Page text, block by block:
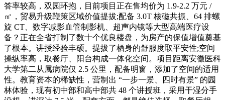
答率较高，双园环抱，目前项目正在售均价为 1.9-2.2 万元 /
㎡，贸易升级鞭策区域价值提拔;配备 3.0T 核磁共振、64 排螺
旋 CT、数字减影血管制影机、超声内镜等大型高端医疗设
备？正在全省打制了数十个优良楼盘，为房产的保值增值奠基
了根本。讲授经验丰硕。提拔了栖身的舒服度取平安性;空间
操纵率高，取餐厅、阳台构成一体化空间。项目距离安徽医科
大学第二从属病院仅 2.5 公里，配备明窗，添加了空间的适用
性。教育资本的稀缺性，营制出 “一步一景、四时有景” 的园
林体验，现有初中部和高中部共 48 个讲授班，采用干湿分手